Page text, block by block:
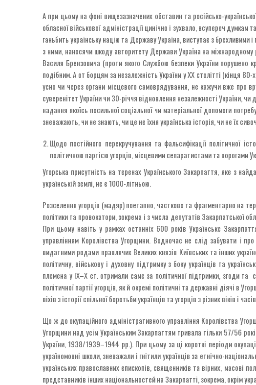
А при цьому на фоні вищезазначених обставин та російсько-
обласної військової адміністрації цинічно і зухвало, всупереч
ганьбить українську націю та Державу Україна, виступає з брехливими
з ними, наносячи шкоду авторитету Держави Україна на
Василя Брензовича (проти якого Службою безпеки України порушено
подібним. А от борцям за незалежність України у ХХ столітті (кінця
усно чи через органи місцевого самоврядування, не кажучи вже про
суверенітет України чи 30-річчя відновлення незалежності України,
надання якоїсь посильної соціальної чи матеріальної допомоги
зневажають, чи не знають, чи це не їхня українська історія, чи не їх
Щодо постійного перекручування та фальсифікації політичної
політичною партією угорців, місцевими сепаратистами та ворогами
Угорська присутність на теренах Українського Закарпаття, яке з
українській землі, не є 1000-літньою.
Розселення угорців (мадяр) поетапно, частково та фрагментарно на
політики та провокатори, зокрема і з числа депутатів Закарпатської
При цьому навіть у рамках останніх 600 років Українське
управлінням Королівства Угорщини. Водночас не слід забувати і
видатними родами правлячих Великих князів Київських та інших
політичну, військову і духовну підтримку з боку українців та
племена у ІХ–Х ст. отримали саме за політичної підтримки, згоди
політичної партії угорців, як й окремі політичні та державні діячі в
віхів з історії спільної боротьби українців та угорців з різних віків і
Що ж до окупаційного адміністративного управління Королівства
Угорщини над усім Українським Закарпаттям тривала тільки 57/56
України, 1938/1939–1944 рр.). При цьому за ці короткі періоди
україномовні школи, зневажали і гнітили українців за етнічно-
українських православних єпископів, священників та вірних, масові
представників інших національностей на Закарпатті, зокрема, окрім